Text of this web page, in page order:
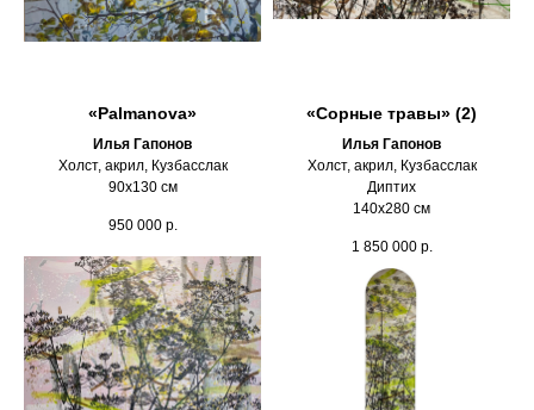
«Palmanova»
Илья Гапонов
Холст, акрил, Кузбасслак
90х130 см
950 000 р.
«Сорные травы» (2)
Илья Гапонов
Холст, акрил, Кузбасслак
Диптих
140х280 см
1 850 000 р.